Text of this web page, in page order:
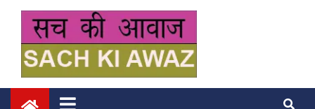
content
सच की आवाज